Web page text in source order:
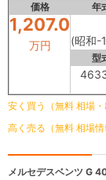
価格 年
1,207.0
万円 (昭和-
型
安く買う（無料 相場・
高く売る（無料 相場情
メルセデスベンツ G